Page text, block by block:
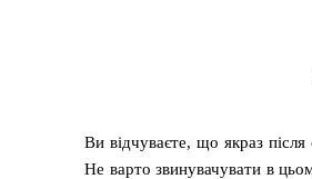
Ви відчуваєте, що якраз
Не варто звинувачувати в